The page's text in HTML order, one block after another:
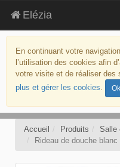
aller
contenu
menu
d’accessibilité
En continuant votre
l’utilisation des cookies afin
votre visite et de réaliser des
plus et gérer les cookies. Ok
Elézia
Accueil Produits Salle
Rideau de douche blanc